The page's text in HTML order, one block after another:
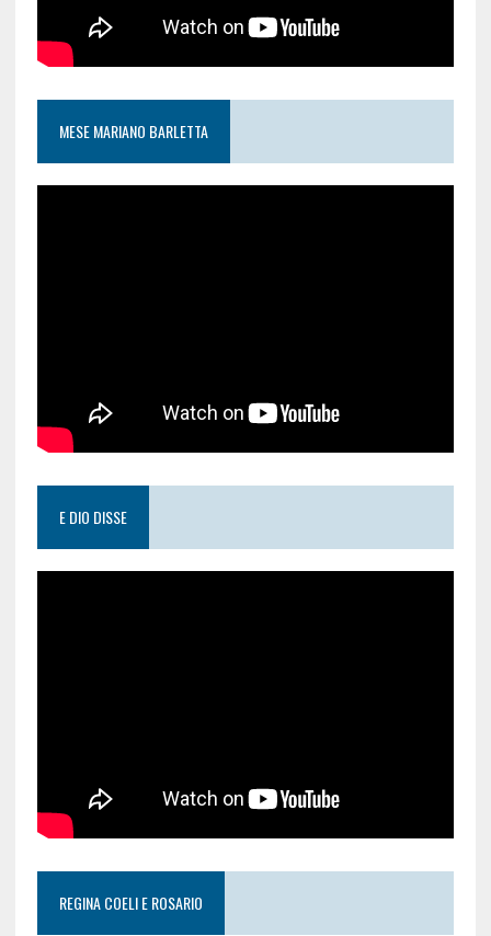
MESE MARIANO BARLETTA
E DIO DISSE
REGINA COELI E ROSARIO